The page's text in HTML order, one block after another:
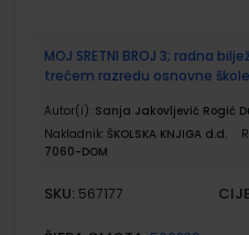
MOJ SRETNI BROJ 3; radna
trećem razredu osnovne škole
Autor(i): Sanja Jakovljević Rogić
Nakladnik: ŠKOLSKA KNJIGA d.d.
7060-DOM
SKU: 567177